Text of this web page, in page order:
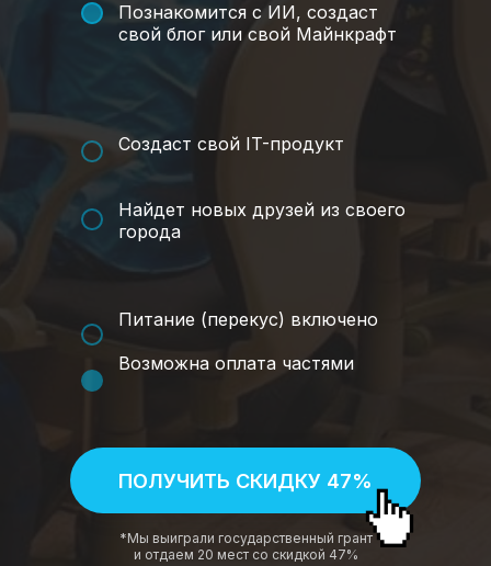
Познакомится с ИИ, создаст
свой блог или свой Майнкрафт
Создаст свой IT-продукт
Найдет новых друзей из своего
города
Питание (перекус) включено
Возможна оплата частями
ПОЛУЧИТЬ СКИДКУ 47%
*Мы выиграли государственный грант
и отдаем 20 мест со скидкой 47%